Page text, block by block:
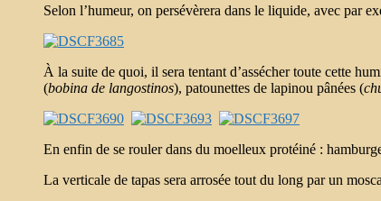
Selon l’humeur, on persévèrera dans le liquide, avec par
À la suite de quoi, il sera tentant d’assécher toute cette
(bobina de langostinos), patounettes de lapinou pânées (
En enfin de se rouler dans du moelleux protéiné :
La verticale de tapas sera arrosée tout du long par un